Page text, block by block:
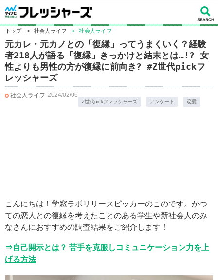
トップ > 社会人ライフ > 社会人ライフ
元カレ・元カノとの「復縁」ってうまくいく？経験
者218人が語る「復縁」きっかけと結末とは…!? 女
性よりも男性の方が復縁に前向き? #Z世代pickフ
レッシャーズ
社会人ライフ 2024/02/06
Z世代pickフレッシャーズ アンケート 恋愛
こんにちは！学窓ラボリリースピッカーのこのです。かつ
ての恋人との復縁を考えたことのある学生や新社会人のみ
なさんにおすすめの調査結果をご紹介します！
⇒自己開示とは？ 苦手を克服しコミュニケーション力を上
げる方法